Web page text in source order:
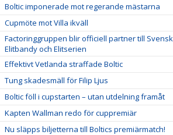
Boltic imponerade mot regerande mästarna
Cupmöte mot Villa ikväll
Factoringgruppen blir officiell partner till Svensk
Elitbandy och Elitserien
Effektivt Vetlanda straffade Boltic
Tung skadesmäll för Filip Ljus
Boltic föll i cupstarten – utan utdelning framåt
Kapten Wallman redo för cuppremiär
Nu släpps biljetterna till Boltics premiärmatch!